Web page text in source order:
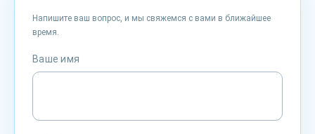
Напишите ваш вопрос, и мы свяжемся с вами в ближайшее
время.
Ваше имя